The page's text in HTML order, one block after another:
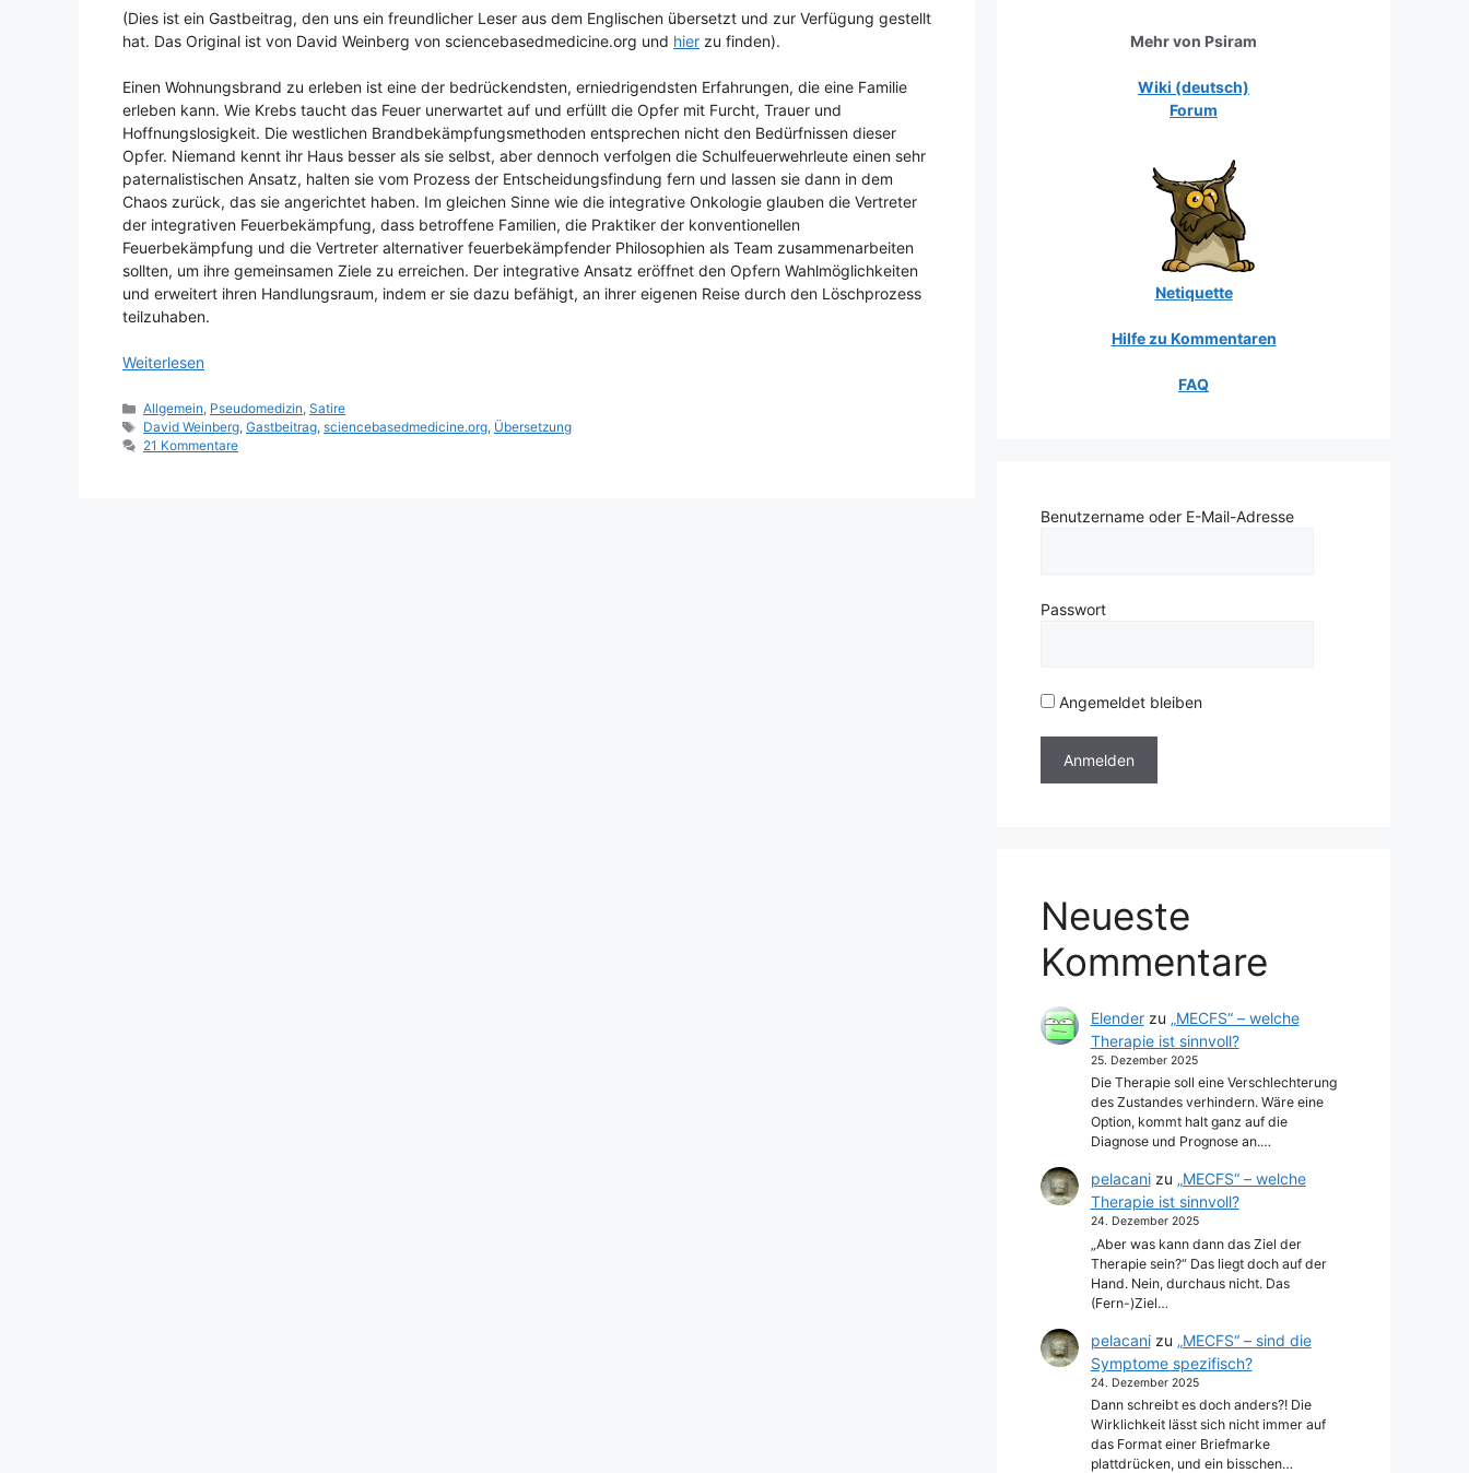
(Dies ist ein Gastbeitrag, den uns ein freundlicher Leser aus dem Englischen übersetzt und zur Verfügung gestellt
hat. Das Original ist von David Weinberg von sciencebasedmedicine.org und hier zu finden).
Einen Wohnungsbrand zu erleben ist eine der bedrückendsten, erniedrigendsten Erfahrungen, die eine Familie
erleben kann. Wie Krebs taucht das Feuer unerwartet auf und erfüllt die Opfer mit Furcht, Trauer und
Hoffnungslosigkeit. Die westlichen Brandbekämpfungsmethoden entsprechen nicht den Bedürfnissen dieser
Opfer. Niemand kennt ihr Haus besser als sie selbst, aber dennoch verfolgen die Schulfeuerwehrleute einen sehr
paternalistischen Ansatz, halten sie vom Prozess der Entscheidungsfindung fern und lassen sie dann in dem
Chaos zurück, das sie angerichtet haben. Im gleichen Sinne wie die integrative Onkologie glauben die Vertreter
der integrativen Feuerbekämpfung, dass betroffene Familien, die Praktiker der konventionellen
Feuerbekämpfung und die Vertreter alternativer feuerbekämpfender Philosophien als Team zusammenarbeiten
sollten, um ihre gemeinsamen Ziele zu erreichen. Der integrative Ansatz eröffnet den Opfern Wahlmöglichkeiten
und erweitert ihren Handlungsraum, indem er sie dazu befähigt, an ihrer eigenen Reise durch den Löschprozess
teilzuhaben.
Weiterlesen
Kategorien
Allgemein, Pseudomedizin,Satire
Schlagwörter
David Weinberg,Gastbeitrag,sciencebasedmedicine.org, Übersetzung
21 Kommentare
Mehr von Psiram
Wiki (deutsch)
Forum
Netiquette
Hilfe zu Kommentaren
FAQ
Benutzername oder E-Mail-Adresse
Passwort
Angemeldet bleiben
Neueste
Kommentare
Elenderzu „MECFS“ – welche
Therapie ist sinnvoll?
25. Dezember 2025
Die Therapie soll eine Verschlechterung
des Zustandes verhindern. Wäre eine
Option, kommt halt ganz auf die
Diagnose und Prognose an.…
pelacanizu „MECFS“ – welche
Therapie ist sinnvoll?
24. Dezember 2025
„Aber was kann dann das Ziel der
Therapie sein?“ Das liegt doch auf der
Hand. Nein, durchaus nicht. Das
(Fern-)Ziel…
pelacanizu „MECFS“ – sind die
Symptome spezifisch?
24. Dezember 2025
Dann schreibt es doch anders?! Die
Wirklichkeit lässt sich nicht immer auf
das Format einer Briefmarke
plattdrücken, und ein bisschen…